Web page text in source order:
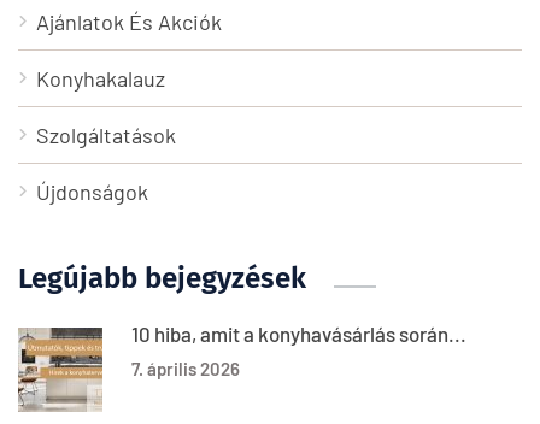
Ajánlatok És Akciók
Konyhakalauz
Szolgáltatások
Újdonságok
Legújabb bejegyzések
10 hiba, amit a konyhavásárlás során...
7. április 2026